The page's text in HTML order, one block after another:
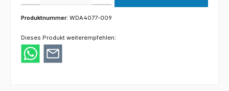
Produktnummer: WDA4077-009
Dieses Produkt weiterempfehlen: